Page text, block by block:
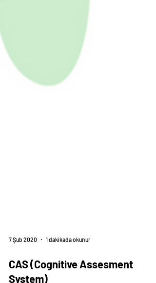
7 Şub 2020 1 dakikada okunur